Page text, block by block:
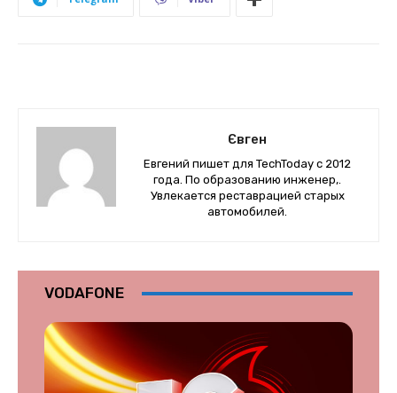
Євген
Евгений пишет для TechToday с 2012
года. По образованию инженер,.
Увлекается реставрацией старых
автомобилей.
VODAFONE